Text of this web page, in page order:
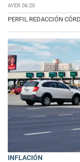
AYER 06:20
PERFIL REDACCIÓN
INFLACIÓN